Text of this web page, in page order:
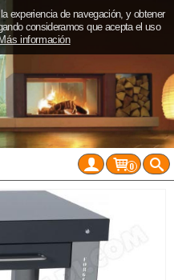
0
experiencia de navegación, y obtener
consideramos que acepta el uso
Más información